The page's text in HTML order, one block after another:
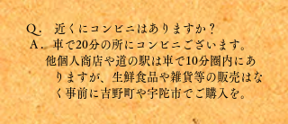
Q . 近くにコンビニはありますか？
A . 車で20分の所にコンビニございます。
他個人商店や道の駅は車で10分圏内にあ
りますが、生鮮食品や雑貨等の販売 はな
く事前に吉野町や宇陀市でご購入を。